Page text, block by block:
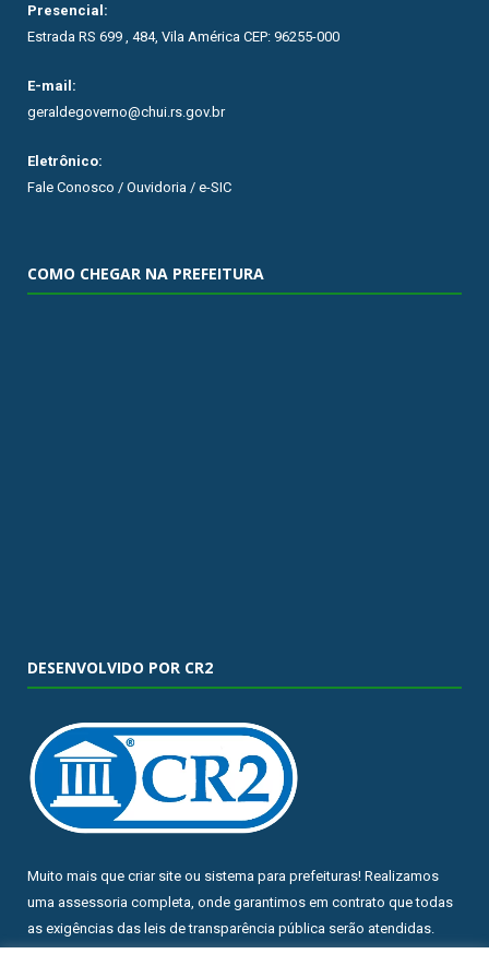
Presencial:
Estrada RS 699 , 484, Vila América CEP: 96255-000
E-mail:
geraldegoverno@chui.rs.gov.br
Eletrônico:
Fale Conosco / Ouvidoria / e-SIC
COMO CHEGAR NA PREFEITURA
DESENVOLVIDO POR CR2
Muito mais que criar site ou sistema para prefeituras! Realizamos
uma assessoria completa, onde garantimos em contrato que todas
as exigências das leis de transparência pública serão atendidas.